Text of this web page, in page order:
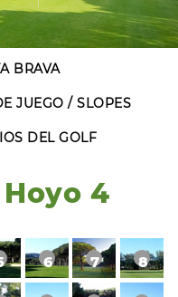
BRAVA
JUEGO / SLOPES
DEL GOLF
4
6 7 8